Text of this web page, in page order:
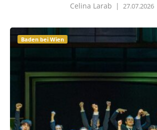
Celina Larab | 27.07.2026
Baden bei Wien